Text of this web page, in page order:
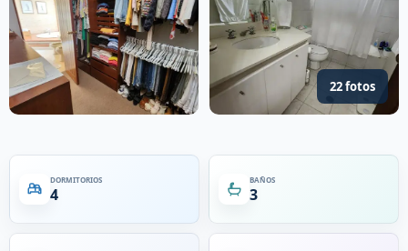
22 fotos
DORMITORIOS
4
BAÑOS
3